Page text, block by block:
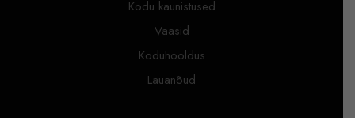
Kodu kaunistused
Vaasid
Koduhooldus
Lauanõud